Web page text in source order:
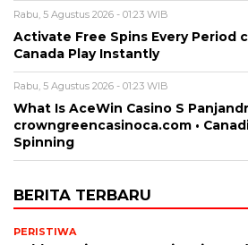
Rabu, 5 Agustus 2026 - 01:23 WIB
Activate Free Spins Every Period
Canada Play Instantly
Rabu, 5 Agustus 2026 - 01:23 WIB
What Is AceWin Casino S
crowngreencasinoca.com •
Spinning
BERITA TERBARU
PERISTIWA